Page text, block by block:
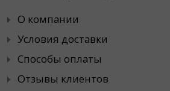
О компании
Условия доставки
Способы оплаты
Отзывы клиентов